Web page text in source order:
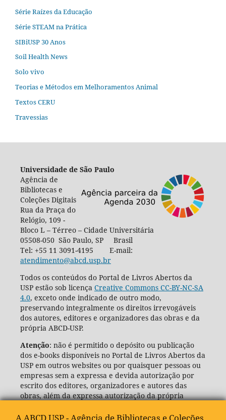
Série Raízes da Educação
Série STEAM na Prática
SIBiUSP 30 Anos
Soil Health News
Solo vivo
Teorias e Métodos em Melhoramentos Animal
Textos CERU
Travessias
Universidade de São Paulo
Agência de
Bibliotecas e
Coleções Digitais
Rua da Praça do
Relógio, 109 -
Bloco L – Térreo – Cidade Universitária
05508-050 São Paulo, SP Brasil
Tel: +55 11 3091-4195 E-mail:
atendimento@abcd.usp.br
Todos os conteúdos do Portal de Livros Abertos da
USP estão sob licença Creative Commons CC-BY-NC-SA
4.0, exceto onde indicado de outro modo,
preservando integralmente os direitos irrevogáveis
dos autores, editores e organizadores das obras e da
própria ABCD-USP.
Atenção: não é permitido o depósito ou publicação
dos e-books disponíveis no Portal de Livros Abertos da
USP em outros websites ou por quaisquer pessoas ou
empresas sem a expressa e devida autorização por
escrito dos editores, organizadores e autores das
obras, além da expressa autorização da própria
(ABCD-USP).